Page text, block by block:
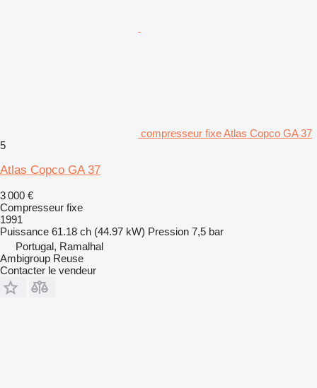
compresseur fixe Atlas Copco GA 37
5
Atlas Copco GA 37
3 000 €
Compresseur fixe
1991
Puissance 61.18 ch (44.97 kW) Pression 7,5 bar
Portugal, Ramalhal
Ambigroup Reuse
Contacter le vendeur